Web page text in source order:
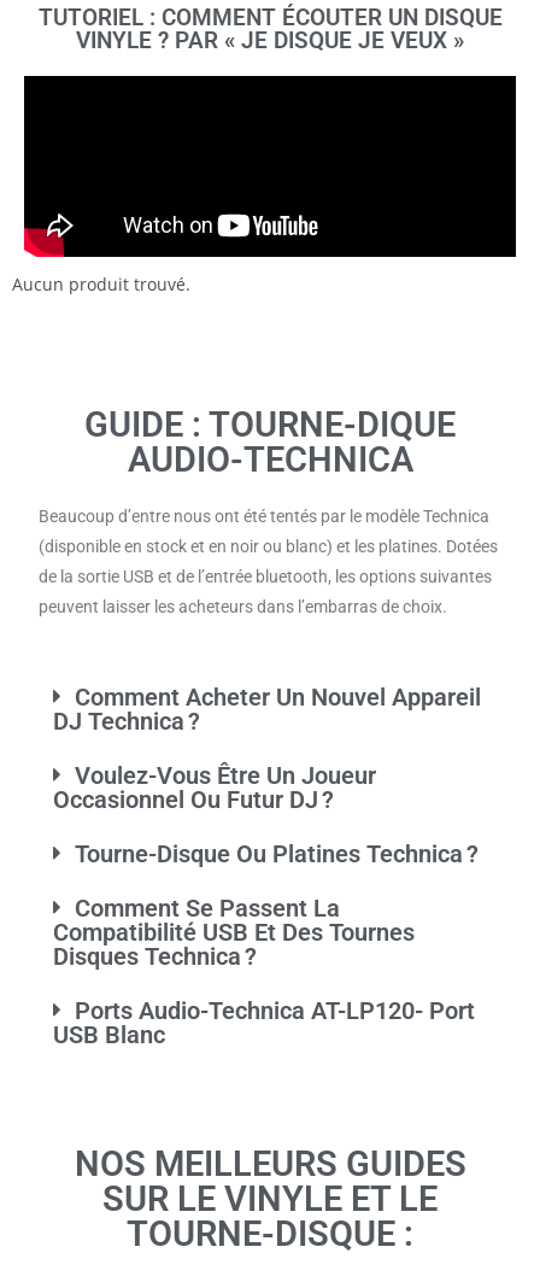
TUTORIEL : COMMENT ÉCOUTER UN DISQUE
VINYLE ? PAR « JE DISQUE JE VEUX »
Aucun produit trouvé.
GUIDE : TOURNE-DIQUE
AUDIO-TECHNICA
Beaucoup d’entre nous ont été tentés par le modèle Technica
(disponible en stock et en noir ou blanc) et les platines. Dotées
de la sortie USB et de l’entrée bluetooth, les options suivantes
peuvent laisser les acheteurs dans l’embarras de choix.
Comment Acheter Un Nouvel Appareil
DJ Technica ?
Voulez-Vous Être Un Joueur
Occasionnel Ou Futur DJ ?
Tourne-Disque Ou Platines Technica ?
Comment Se Passent La
Compatibilité USB Et Des Tournes
Disques Technica ?
Ports Audio-Technica AT-LP120- Port
USB Blanc
NOS MEILLEURS GUIDES
SUR LE VINYLE ET LE
TOURNE-DISQUE :